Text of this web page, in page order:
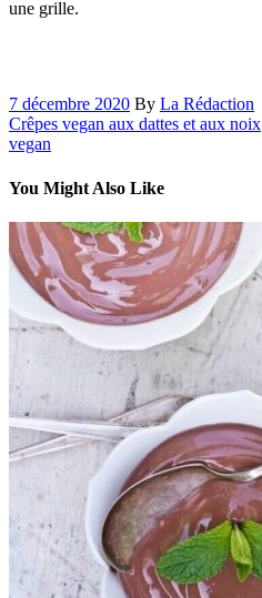
une grille.
7 décembre 2020 By La Rédaction
Crêpes vegan aux dattes et aux noix
vegan
You Might Also Like